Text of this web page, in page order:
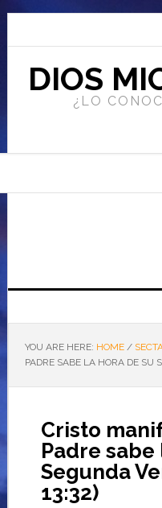
DIOS
¿LO
YOU ARE HERE: HOME /
PADRE SABE LA HORA DE SU
Cristo
Padre
Segunda
13:32)